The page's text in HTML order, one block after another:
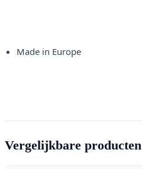
Made in Europe
Vergelijkbare producten